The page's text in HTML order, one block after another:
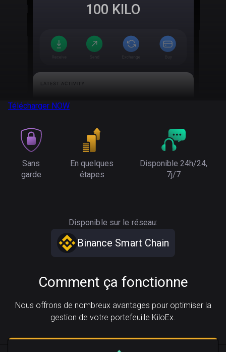
100 KILO
Télécharger NOW
Sans
garde
En quelques
étapes
Disponible 24h/24,
7j/7
Disponible sur le réseau:
Binance Smart Chain
Comment ça fonctionne
Nous offrons de nombreux avantages pour optimiser la
gestion de votre portefeuille KiloEx.